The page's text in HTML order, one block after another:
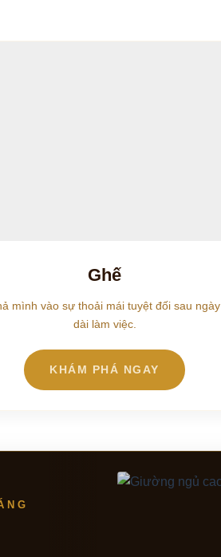
Ghế
mình vào sự thoải mái tuyệt đối sau ngày
dài làm việc.
KHÁM PHÁ NGAY